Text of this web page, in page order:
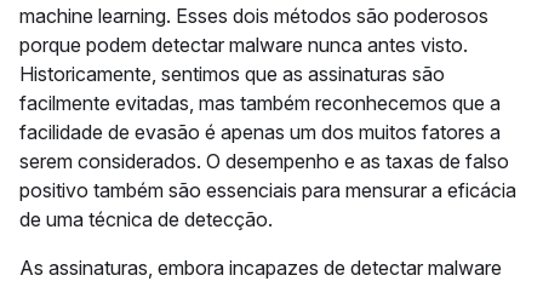
machine learning. Esses dois métodos são poderosos
porque podem detectar malware nunca antes visto.
Historicamente, sentimos que as assinaturas são
facilmente evitadas, mas também reconhecemos que a
facilidade de evasão é apenas um dos muitos fatores a
serem considerados. O desempenho e as taxas de falso
positivo também são essenciais para mensurar a eficácia
de uma técnica de detecção.
As assinaturas, embora incapazes de detectar malware